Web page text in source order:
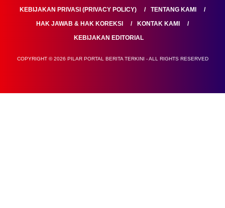
KEBIJAKAN PRIVASI (PRIVACY POLICY)
TENTANG KAMI
HAK JAWAB & HAK KOREKSI
KONTAK KAMI
KEBIJAKAN EDITORIAL
COPYRIGHT © 2026 PILAR PORTAL BERITA TERKINI - ALL RIGHTS RESERVED